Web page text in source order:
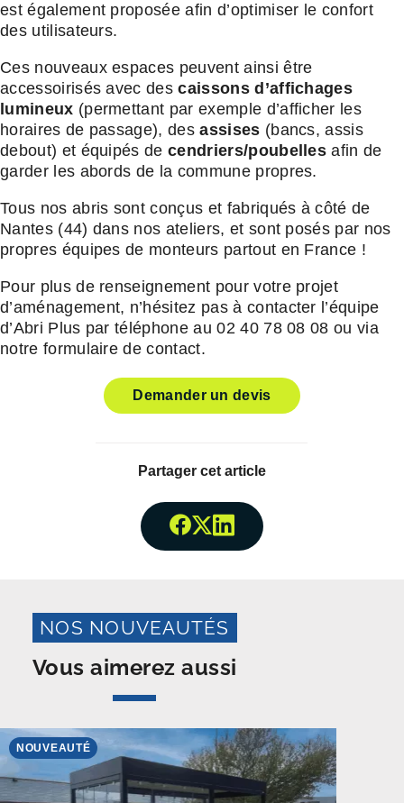
est également proposée afin d’optimiser le confort
des utilisateurs.
Ces nouveaux espaces peuvent ainsi être
accessoirisés avec descaissons d’affichages
lumineux (permettant par exemple d’afficher les
horaires de passage), desassises (bancs, assis
debout) et équipés decendriers/poubelles afin de
garder les abords de la commune propres.
Tous nos abris sont conçus et fabriqués à côté de
Nantes (44) dans nos ateliers, et sont posés par nos
propres équipes de monteurs partout en France !
Pour plus de renseignement pour votre projet
d’aménagement, n’hésitez pas à contacter l’équipe
d’Abri Plus par téléphone au 02 40 78 08 08 ou via
notre formulaire de contact.
Demander un devis
Partager cet article
Partager surFacebook
Partager surTwitter
Partager
NOS NOUVEAUTÉS
Vous aimerez aussi
NOUVEAUTÉ